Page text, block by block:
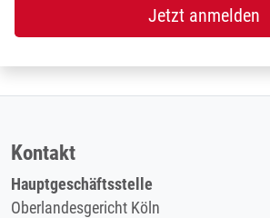
Jetzt anmelden
Kontakt
Hauptgeschäftsstelle
Oberlandesgericht Köln